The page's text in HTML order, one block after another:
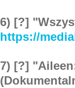
6) [?]
https://
7) [?]